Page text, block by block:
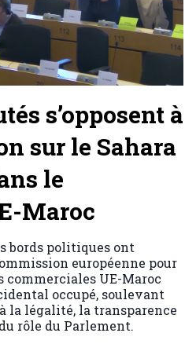
s’opposent à
sur le Sahara
le
Maroc
bords politiques ont
européenne pour
commerciales UE-Maroc
occupé, soulevant
la légalité, la transparence
rôle du Parlement.